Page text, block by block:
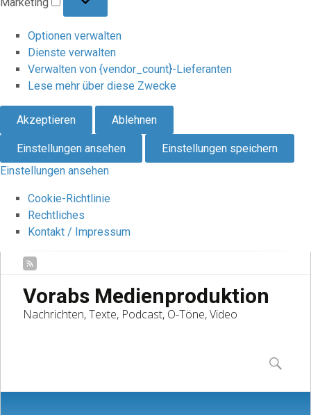
Optionen verwalten
Dienste verwalten
Verwalten von {vendor_count}-Lieferanten
Lese mehr über diese Zwecke
Akzeptieren Ablehnen
Einstellungen ansehen
Einstellungen speichern
Einstellungen ansehen
Cookie-Richtlinie
Rechtliches
Kontakt / Impressum
Vorabs Medienproduktion
Nachrichten, Texte, Podcast, O-Töne, Video
content
Suchen
nach: